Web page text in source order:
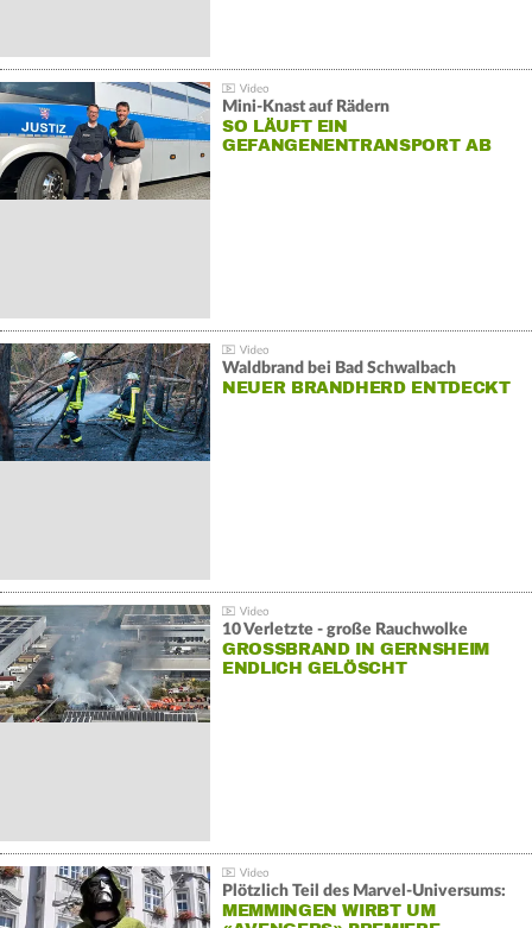
Mini-Knast auf Rädern
SO LÄUFT EIN
GEFANGENENTRANSPORT AB
Waldbrand bei Bad Schwalbach
NEUER BRANDHERD ENTDECKT
10 Verletzte - große Rauchwolke
GROSSBRAND IN GERNSHEIM E
NDLICH GELÖSCHT
Plötzlich Teil des Marvel-Universums:
MEMMINGEN WIRBT UM